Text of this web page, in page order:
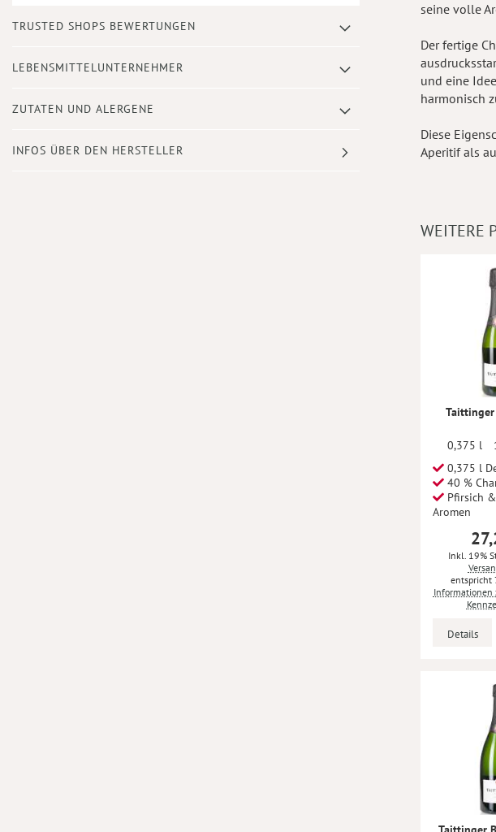
Anfang
Bildergalerie
TRUSTED SHOPS BEWERTUNGEN
LEBENSMITTELUNTERNEHMER
ZUTATEN UND ALERGENE
INFOS ÜBER DEN HERSTELLER
seine volle
Der fertige
und eine
harmonisch
Diese
Aperitif als
WEITERE
0,375 l
0,375 l
40 %
Pfirsich
Aromen
Inkl. 19%
Informationen
Details